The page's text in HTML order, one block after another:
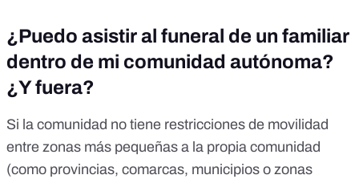
¿Puedo asistir al funeral de un familiar
dentro de mi comunidad autónoma?
¿Y fuera?
Si la comunidad no tiene restricciones de movilidad
entre zonas más pequeñas a la propia comunidad
(como provincias, comarcas, municipios o zonas